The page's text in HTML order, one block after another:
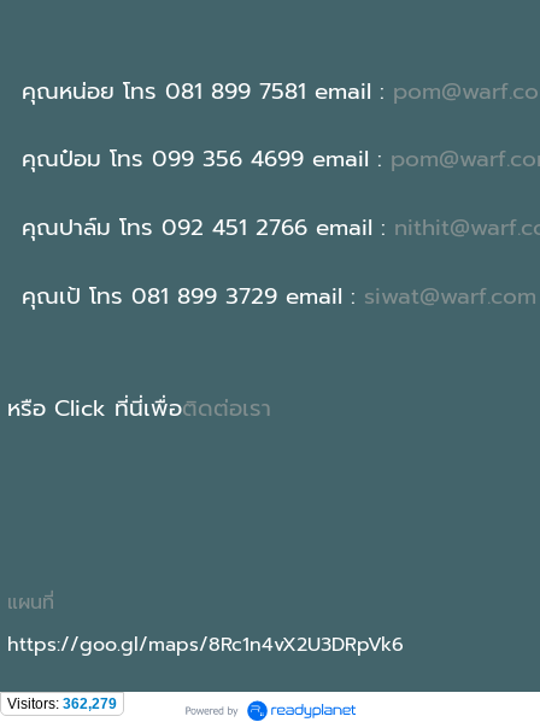
คุณหน่อย โทร 081 899 7581 email :
คุณป๋อม โทร 099 356 4699 email :
คุณปาล์ม โทร 092 451 2766 email :
คุณเป้ โทร 081 899 3729 email : siwat@warf.com
หรือ Click ที่นี่เพื่อติดต่อเรา
แผนที่
https://goo.gl/maps/8Rc1n4vX2U3DRpVk6
Visitors: 362,279